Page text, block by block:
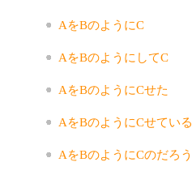
AをBのようにC
AをBのようにしてC
AをBのようにCせた
AをBのようにCせている
AをBのようにCのだろう